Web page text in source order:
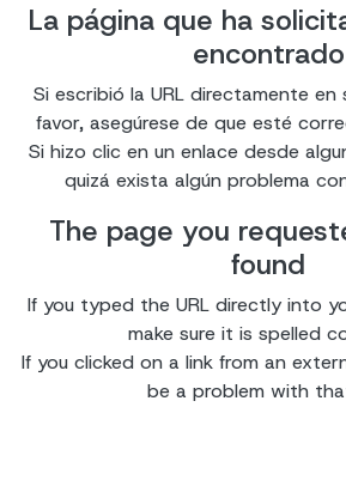
La página que ha
encontrado
Si escribió la URL directamente en
favor, asegúrese de que esté
Si hizo clic en un enlace desde
quizá exista algún problema
The page you
found
If you typed the URL directly into
make sure it is spelled
If you clicked on a link from an
be a problem with